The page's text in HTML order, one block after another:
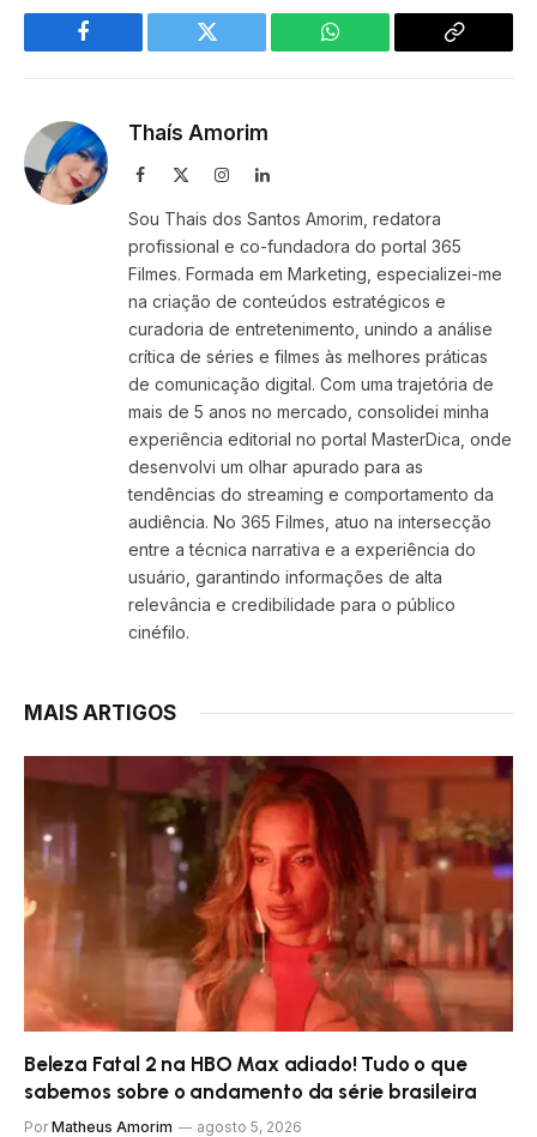
Facebook Twitter WhatsApp
Copy
Thaís Amorim
Facebook InstagramLinkedIn
Sou Thais dos Santos Amorim, redatora
profissional e co-fundadora do portal 365
Filmes. Formada em Marketing, especializei-me
na criação de conteúdos estratégicos e
curadoria de entretenimento, unindo a análise
crítica de séries e filmes às melhores práticas
de comunicação digital. Com uma trajetória de
mais de 5 anos no mercado, consolidei minha
experiência editorial no portal MasterDica, onde
desenvolvi um olhar apurado para as
tendências do streaming e comportamento da
audiência. No 365 Filmes, atuo na intersecção
entre a técnica narrativa e a experiência do
usuário, garantindo informações de alta
relevância e credibilidade para o público
cinéfilo.
MAIS ARTIGOS
Beleza Fatal 2 na HBO Max adiado! Tudo o que
sabemos sobre o andamento da série brasileira
Por Matheus Amorim agosto 5, 2026